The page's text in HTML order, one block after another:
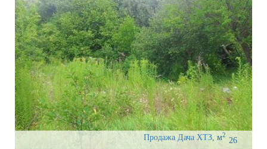
Продажа Дача ХТЗ, 26
м2